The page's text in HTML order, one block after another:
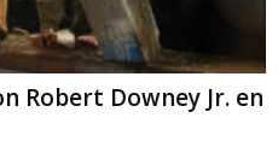
Robert Downey Jr. en